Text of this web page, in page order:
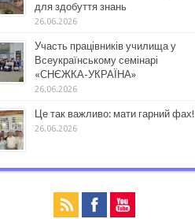
для здобуття знань
26.06.2026
Участь працівників училища у
Всеукраїнському семінарі
«СНЄЖКА-УКРАЇНА»
26.06.2026
Це так важливо: мати гарний фах!
26.06.2026